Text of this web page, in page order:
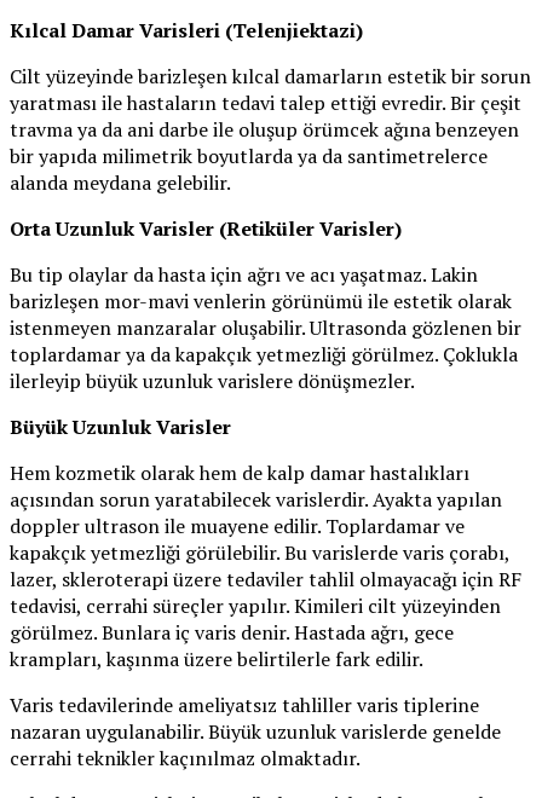
Kılcal Damar Varisleri (Telenjiektazi)
Cilt yüzeyinde barizleşen kılcal damarların estetik bir sorun
yaratması ile hastaların tedavi talep ettiği evredir. Bir çeşit
travma ya da ani darbe ile oluşup örümcek ağına benzeyen
bir yapıda milimetrik boyutlarda ya da santimetrelerce
alanda meydana gelebilir.
Orta Uzunluk Varisler (Retiküler Varisler)
Bu tip olaylar da hasta için ağrı ve acı yaşatmaz. Lakin
barizleşen mor-mavi venlerin görünümü ile estetik olarak
istenmeyen manzaralar oluşabilir. Ultrasonda gözlenen bir
toplardamar ya da kapakçık yetmezliği görülmez. Çoklukla
ilerleyip büyük uzunluk varislere dönüşmezler.
Büyük Uzunluk Varisler
Hem kozmetik olarak hem de kalp damar hastalıkları
açısından sorun yaratabilecek varislerdir. Ayakta yapılan
doppler ultrason ile muayene edilir. Toplardamar ve
kapakçık yetmezliği görülebilir. Bu varislerde varis çorabı,
lazer, skleroterapi üzere tedaviler tahlil olmayacağı için RF
tedavisi, cerrahi süreçler yapılır. Kimileri cilt yüzeyinden
görülmez. Bunlara iç varis denir. Hastada ağrı, gece
krampları, kaşınma üzere belirtilerle fark edilir.
Varis tedavilerinde ameliyatsız tahliller varis tiplerine
nazaran uygulanabilir. Büyük uzunluk varislerde genelde
cerrahi teknikler kaçınılmaz olmaktadır.